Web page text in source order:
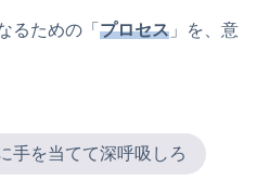
るための「 プロセス 」を、意
手を当てて深呼吸しろ